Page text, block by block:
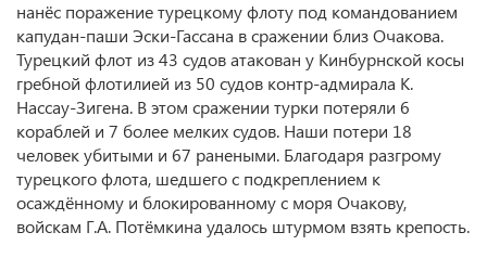
нанёс поражение турецкому флоту под командованием
капудан-паши Эски-Гассана в сражении близ Очакова.
Турецкий флот из 43 судов атакован у Кинбурнской косы
гребной флотилией из 50 судов контр-адмирала К.
Нассау-Зигена. В этом сражении турки потеряли 6
кораблей и 7 более мелких судов. Наши потери 18
человек убитыми и 67 ранеными. Благодаря разгрому
турецкого флота, шедшего с подкреплением к
осаждённому и блокированному с моря Очакову,
войскам Г.А. Потёмкина удалось штурмом взять крепость.